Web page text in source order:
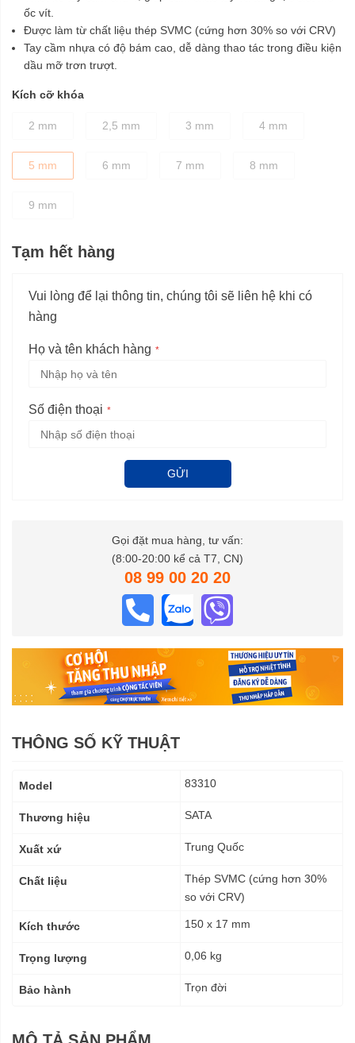
ốc vít.
Được làm từ chất liệu thép SVMC (cứng hơn 30% so với CRV)
Tay cầm nhựa có độ bám cao, dễ dàng thao tác trong điều kiện
dầu mỡ trơn trượt.
Kích cỡ khóa
2 mm 2,5 mm 3 mm 4 mm
5 mm 6 mm 7 mm 8 mm
9 mm
Tạm hết hàng
Vui lòng để lại thông tin, chúng tôi sẽ liên hệ khi có
hàng
Họ và tên khách hàng
Số điện thoại
GỬI
Gọi đặt mua hàng, tư vấn:
(8:00-20:00 kể cả T7, CN)
08 99 00 20 20
THÔNG SỐ KỸ THUẬT
kỹ
Model 83310
Thương hiệu SATA
Xuất xứ Trung Quốc
Chất liệu
Thép SVMC (cứng hơn 30%
so với CRV)
Kích thước 150 x 17 mm
Trọng lượng 0,06 kg
Bảo hành Trọn đời